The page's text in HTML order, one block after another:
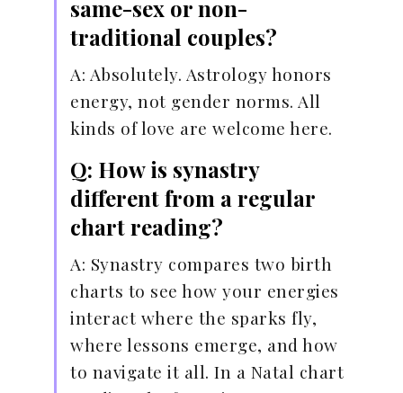
same-sex or non-
traditional couples?
A: Absolutely. Astrology honors
energy, not gender norms. All
kinds of love are welcome here.
Q: How is synastry
different from a regular
chart reading?
A: Synastry compares two birth
charts to see how your energies
interact where the sparks fly,
where lessons emerge, and how
to navigate it all. In a Natal chart